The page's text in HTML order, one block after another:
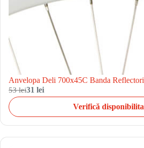
Anvelopa Deli 700x45C Banda
53 lei31 lei
Verifică